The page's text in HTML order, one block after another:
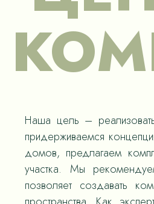
Наша цель –
придерживаемся
домов, предлагаем
участка. Мы
позволяет создавать